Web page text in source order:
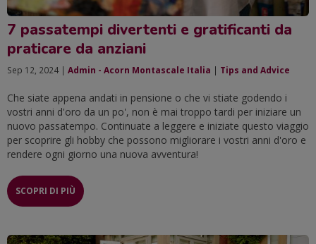
7 passatempi divertenti e gratificanti da
praticare da anziani
Sep 12, 2024 | Admin - Acorn Montascale Italia | Tips and Advice
Che siate appena andati in pensione o che vi stiate godendo i
vostri anni d'oro da un po', non è mai troppo tardi per iniziare un
nuovo passatempo. Continuate a leggere e iniziate questo viaggio
per scoprire gli hobby che possono migliorare i vostri anni d'oro e
rendere ogni giorno una nuova avventura!
SCOPRI DI PIÙ